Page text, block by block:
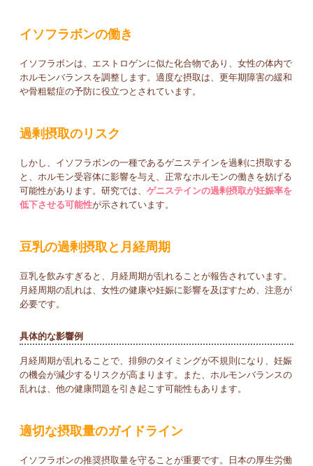
イソフラボンの働き
イソフラボンは、エストロゲンに似た化合物であり、女性の体内で
ホルモンバランスを調整します。適度な摂取は、更年期障害の緩和
や骨粗鬆症の予防に役立つとされています。
過剰摂取のリスク
しかし、イソフラボンの一種であるゲニステインを過剰に摂取する
と、ホルモン受容体に影響を与え、正常なホルモンの働きを妨げる
可能性があります。研究では、 ゲニステインの過剰摂取が妊娠率を
低下させる可能性が示されています。
豆乳の過剰摂取と月経周期
豆乳を飲みすぎると、月経周期が乱れることが報告されています。
月経周期の乱れは、女性の健康や妊娠に影響を及ぼすため、注意が
必要です。
具体的な影響例
月経周期が乱れることで、排卵のタイミングが不規則になり、妊娠
の機会が減少するリスクが高まります。また、ホルモンバランスの
乱れは、他の健康問題を引き起こす可能性もあります。
適切な摂取量のガイドライン
イソフラボンの推奨摂取量を守ることが重要です。日本の厚生労働